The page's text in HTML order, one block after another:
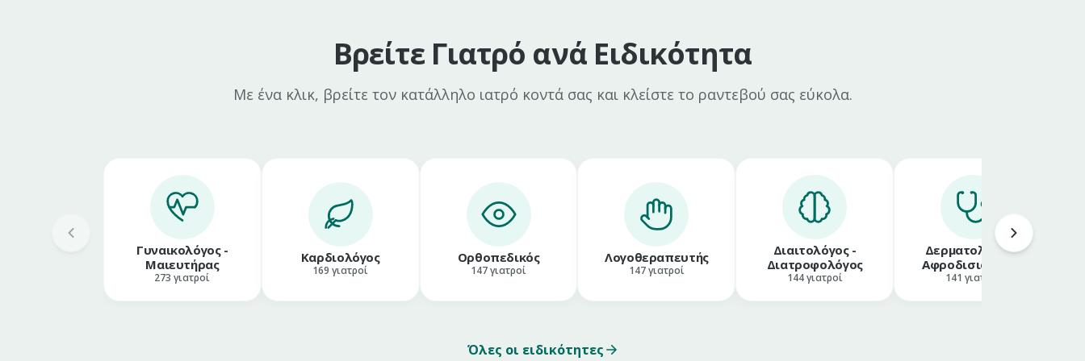
Βρείτε Γιατρό ανά Ειδικότητα
Με ένα κλικ, βρείτε τον κατάλληλο ιατρό κοντά σας και κλείστε το ραντεβού σας εύκολα.
Γυναικολόγος -
Μαιευτήρας
273 γιατροί
Καρδιολόγος
169 γιατροί
Ορθοπεδικός
147γιατροί
Λογοθεραπευτής
147γιατροί
Διαιτολόγος -
Διατροφολόγος
144γιατροί
Δερματολόγος -
Αφροδισιολόγος
141 γιατροί
Όλες οι ειδικότητες